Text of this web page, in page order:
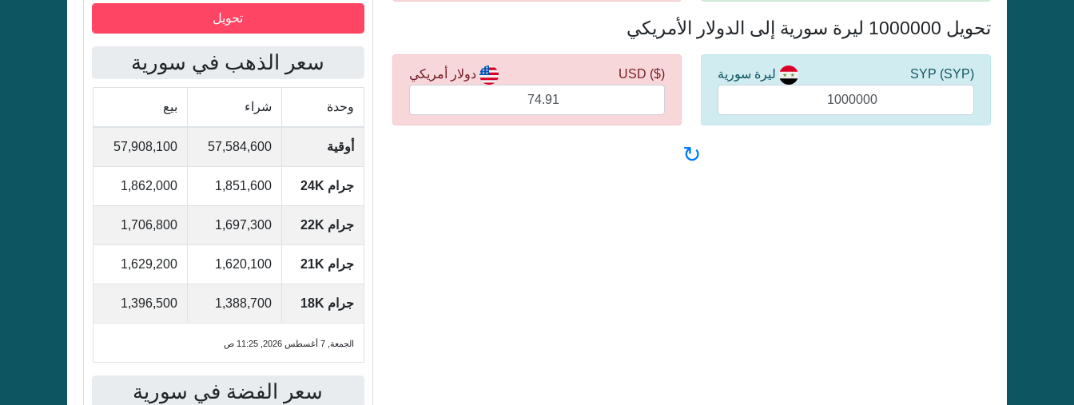
تحويل 1000000 ليرة سورية إلى الدولار الأمريكي
ليرة سورية (SYP) SYP دولار أمريكي ($) USD
↻
سعر الذهب في سورية
وحدة شراء بيع
أوقية 57,584,600
57,908,100
جرام 24K 1,851,600
1,862,000
جرام 22K 1,697,300
1,706,800
جرام 21K 1,620,100
1,629,200
جرام 18K 1,388,700
1,396,500
الجمعة, 7 أغسطس 2026, 11:25 ص
سعر الفضة في سورية